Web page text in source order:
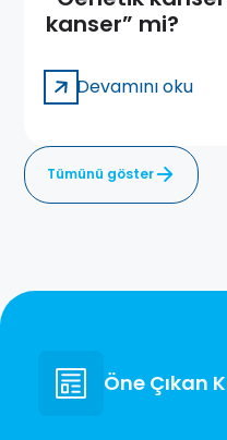
kanser” mi?
Devamını oku
Tümünü göster
Öne Çıkan